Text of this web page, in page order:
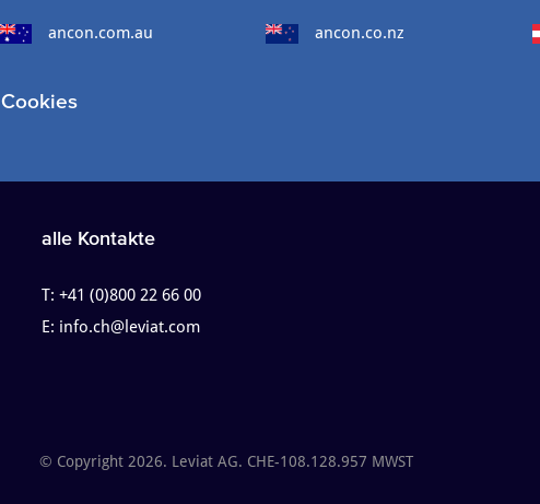
ancon.com.au ancon.co.nz
Cookies
alle Kontakte
T: +41 (0)800 22 66 00
E: info.ch@leviat.com
© Copyright 2026. Leviat AG. CHE-108.128.957 MWST